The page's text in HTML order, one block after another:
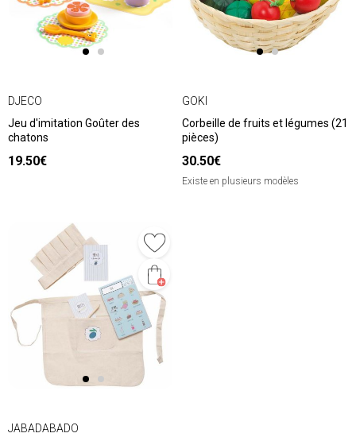
DJECO
Jeu d'imitation Goûter des
chatons
19.50€
GOKI
Corbeille de fruits et légumes (21
pièces)
30.50€
Existe en plusieurs modèles
JABADABADO